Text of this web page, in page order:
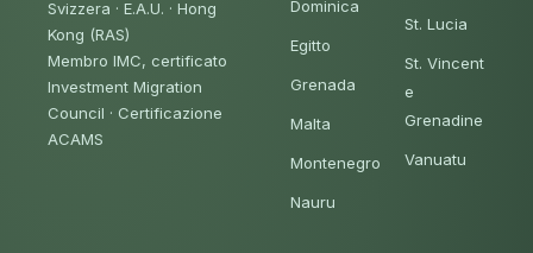
Svizzera · E.A.U. · Hong
Kong (RAS)
Membro IMC, certificato
Investment Migration
Council · Certificazione
ACAMS
Dominica
Egitto
Grenada
Malta
Montenegro
Nauru
St. Lucia
St. Vincent
e
Grenadine
Vanuatu